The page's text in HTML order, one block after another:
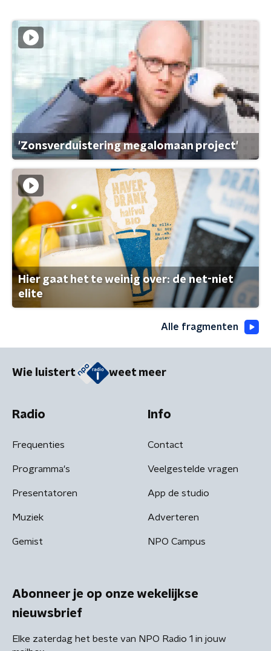
'Zonsverduistering megalomaan project'
Hier gaat het te weinig over: de net-niet
elite
Alle fragmenten
Wie luistert weet meer
Radio
Frequenties
Programma's
Presentatoren
Muziek
Gemist
Info
Contact
Veelgestelde vragen
App de studio
Adverteren
NPO Campus
Abonneer je op onze wekelijkse
nieuwsbrief
Elke zaterdag het beste van NPO Radio 1 in jouw